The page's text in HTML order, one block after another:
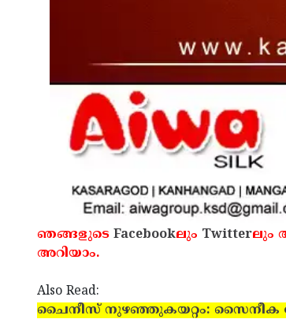
ഞങ്ങളുടെ Facebookലും Twitterലും
അറിയാം.
Also Read:
ചൈനീസ് നുഴഞ്ഞുകയറ്റം: സൈനീക